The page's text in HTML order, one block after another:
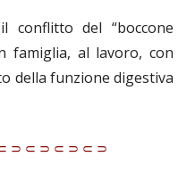
conflitto del “boccone
famiglia, al lavoro, con
della funzione digestiva